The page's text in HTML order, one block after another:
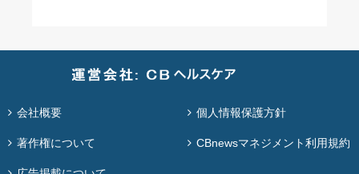
会社概要 個人情報保護方針
著作権について CBnewsマネジメント利用規約